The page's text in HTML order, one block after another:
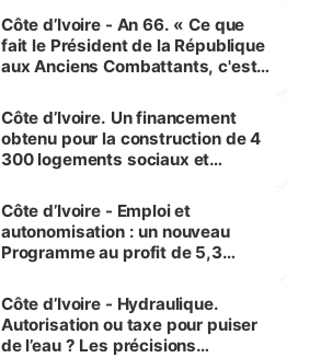
Côte d’Ivoire - An 66. « Ce que
fait le Président de la République
aux Anciens Combattants, c'est
Côte d’Ivoire. Un financement
obtenu pour la construction de 4
300 logements sociaux et
et Yamoussoukro
Côte d’Ivoire - Emploi et
autonomisation : un nouveau
Programme au profit de 5,3
Côte d’Ivoire - Hydraulique.
Autorisation ou taxe pour puiser
de l’eau ? Les précisions